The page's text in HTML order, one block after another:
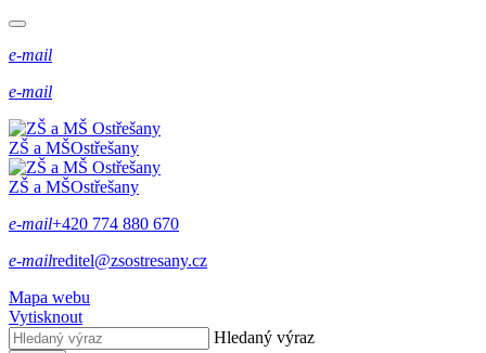
e-mail
e-mail
ZŠ a MŠOstřešany
ZŠ a MŠOstřešany
e-mail+420 774 880 670
e-mailreditel@zsostresany.cz
Mapa webu
Vytisknout
Hledaný výraz